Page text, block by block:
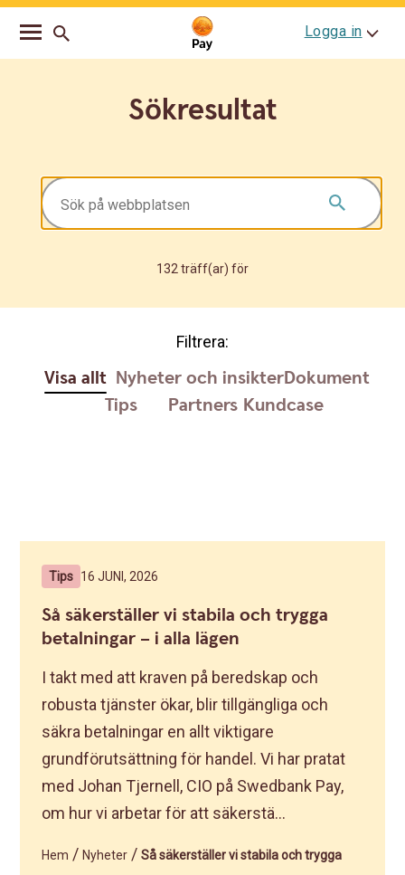
Go
Skip
Logga in
Sökresultat
132 träff(ar) för
Filtrera:
Visa allt Nyheter och insikterDokument
Tips
Partners Kundcase
Tips 16 JUNI, 2026
Så säkerställer vi stabila och trygga
betalningar – i alla lägen
I takt med att kraven på beredskap och
robusta tjänster ökar, blir tillgängliga och
säkra betalningar en allt viktigare
grundförutsättning för handel. Vi har pratat
med Johan Tjernell, CIO på Swedbank Pay,
om hur vi arbetar för att säkerstä...
Hem /Nyheter /Så säkerställer vi stabila och trygga